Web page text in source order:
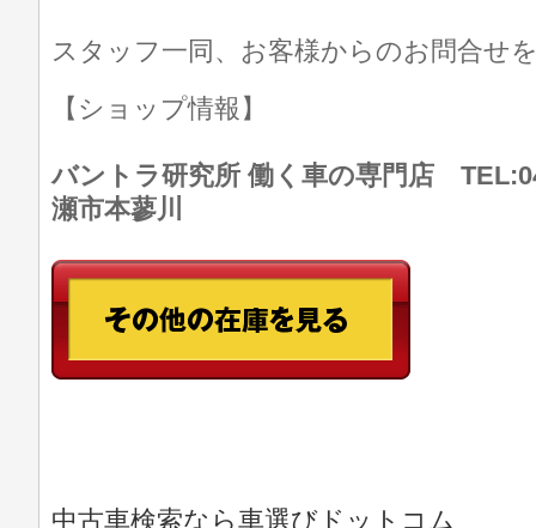
スタッフ一同、お客様からのお問合せ
【ショップ情報】
バントラ研究所 働く車の専門店
瀬市本蓼川
中古車検索なら車選びドットコム